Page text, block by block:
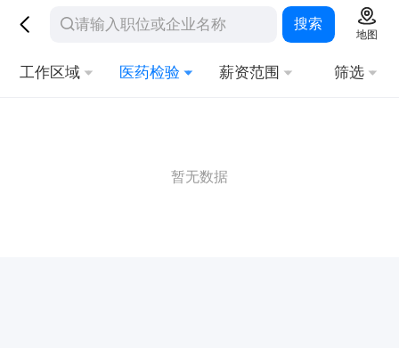
搜索
地图
工作区域 医药检验 薪资范围 筛选
暂无数据